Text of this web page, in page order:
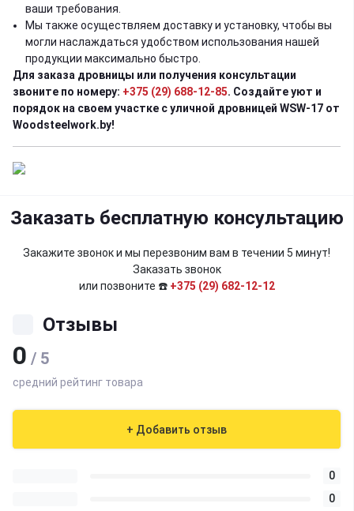
ваши требования.
Мы также осуществляем доставку и установку, чтобы вы
могли наслаждаться удобством использования нашей
продукции максимально быстро.
Для заказа дровницы или получения консультации
звоните по номеру: +375 (29) 688-12-85. Создайте уют и
порядок на своем участке с уличной дровницей WSW-17 от
Woodsteelwork.by!
Заказать бесплатную консультацию
Закажите звонок и мы перезвоним вам в течении 5 минут!
Заказать звонок
или позвоните ☎️ +375 (29) 682-12-12
Отзывы
0 / 5
средний рейтинг товара
+ Добавить отзыв
0
0